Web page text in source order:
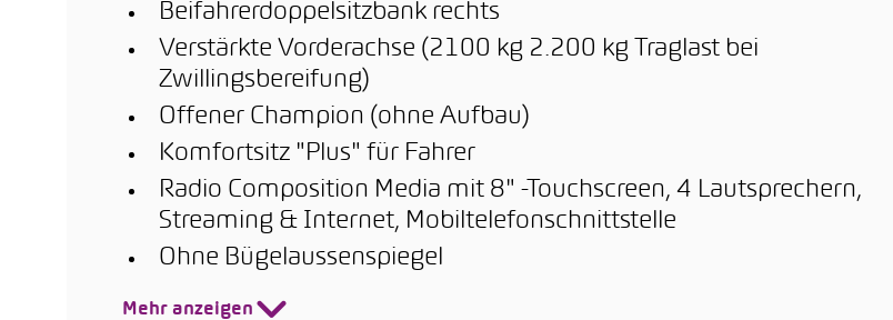
Beifahrerdoppelsitzbank rechts
Verstärkte Vorderachse (2100 kg 2.200 kg Traglast bei
Zwillingsbereifung)
Offener Champion (ohne Aufbau)
Komfortsitz "Plus" für Fahrer
Radio Composition Media mit 8" -Touchscreen, 4 Lautsprechern,
Streaming & Internet, Mobiltelefonschnittstelle
Ohne Bügelaussenspiegel
Mehr anzeigen